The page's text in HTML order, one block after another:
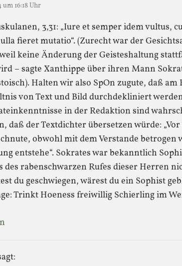
um 16:18 Uhr
3,31: „Iure et semper idem vultus,
fieret mutatio“. (Zurecht war der
keine Änderung der Geisteshaltung
– sagte Xanthippe über ihren Mann
Halten wir also SpOn zugute, daß am
von Text und Bild durchdekliniert
in der Redaktion sind
daß der Textdichter übersetzen würde:
obwohl mit dem Verstande betrogen
entstehe“. Sokrates war bekanntlich
des rabenschwarzen Rufes dieser Herren
du geschwiegen, wärest du ein Sophist
Trinkt Hoeness freiwillig Schierling im